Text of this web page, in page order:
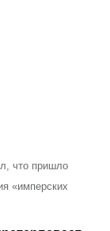
что пришло
«имперских